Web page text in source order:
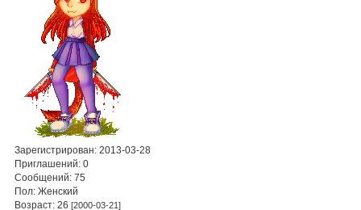
Зарегистрирован: 2013-03-28
Приглашений: 0
Сообщений: 75
Пол: Женский
Возраст: 26[2000-03-21]